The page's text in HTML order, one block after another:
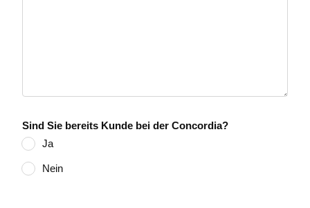
Sind Sie bereits Kunde bei der Concordia?
Ja
Nein